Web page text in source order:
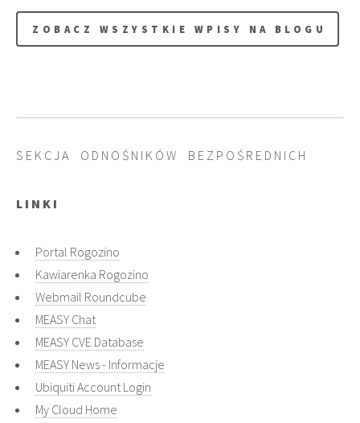
ZOBACZ WSZYSTKIE WPISY NA BLOGU
S E K C J A O D N O Ś N I K Ó W B E Z P O Ś R E D N I C H
L I N K I
Portal Rogozino
Kawiarenka Rogozino
Webmail Roundcube
MEASY Chat
MEASY CVE Database
MEASY News - Informacje
Ubiquiti Account Login
My Cloud Home